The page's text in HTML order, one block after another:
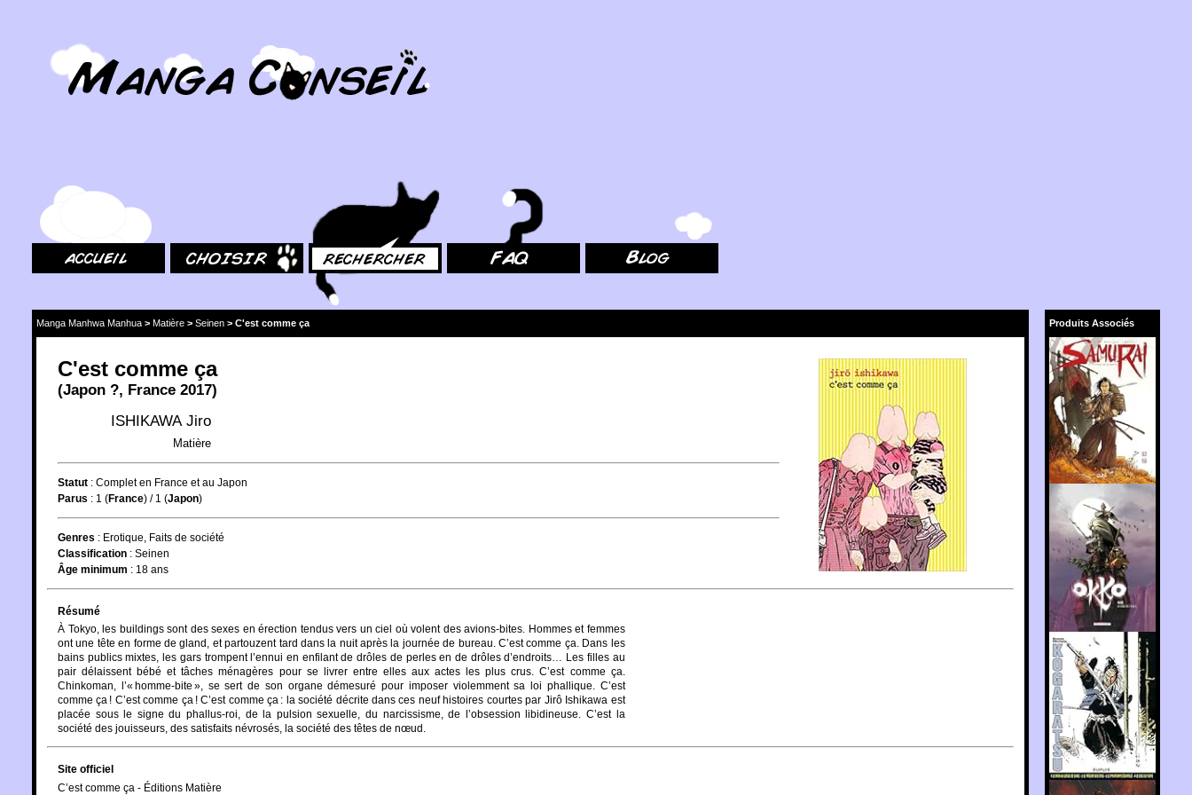
Produits Associés
Manga Manhwa Manhua > Matière > Seinen > C'est comme ça
C'est comme ça
(Japon ?, France 2017)
ISHIKAWA Jiro
Matière
Statut : Complet en France et au Japon
Parus : 1 (France) / 1 (Japon)
Genres : Erotique Faits de société
Classification : Seinen
Âge minimum : 18 ans
Résumé
À Tokyo, les buildings sont des sexes en érection tendus vers un ciel où volent des avions-bites. Hommes et femmes
ont une tête en forme de gland, et partouzent tard dans la nuit après la journée de bureau. C’est comme ça. Dans les
bains publics mixtes, les gars trompent l’ennui en enfilant de drôles de perles en de drôles d’endroits… Les filles au
pair délaissent bébé et tâches ménagères pour se livrer entre elles aux actes les plus crus. C’est comme ça.
Chinkoman, l’« homme-bite », se sert de son organe démesuré pour imposer violemment sa loi phallique. C’est
comme ça ! C’est comme ça ! C’est comme ça : la société décrite dans ces neuf histoires courtes par Jirô Ishikawa est
placée sous le signe du phallus-roi, de la pulsion sexuelle, du narcissisme, de l’obsession libidineuse. C’est la
société des jouisseurs, des satisfaits névrosés, la société des têtes de nœud.
Site officiel
C’est comme ça - Éditions Matière